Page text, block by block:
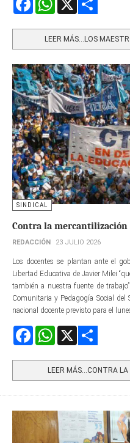
LEER MÁS…LOS
SINDICAL
Contra la mercantilización
REDACCIÓN 23 JULIO 2026
Los docentes se plantan ante el
Libertad Educativa de Javier Milei
también a nuestra fuente de
Comunitaria y Pedagogía Social
nacional docente previsto para el
FacebookWhatsApp
LEER MÁS…CONTRA